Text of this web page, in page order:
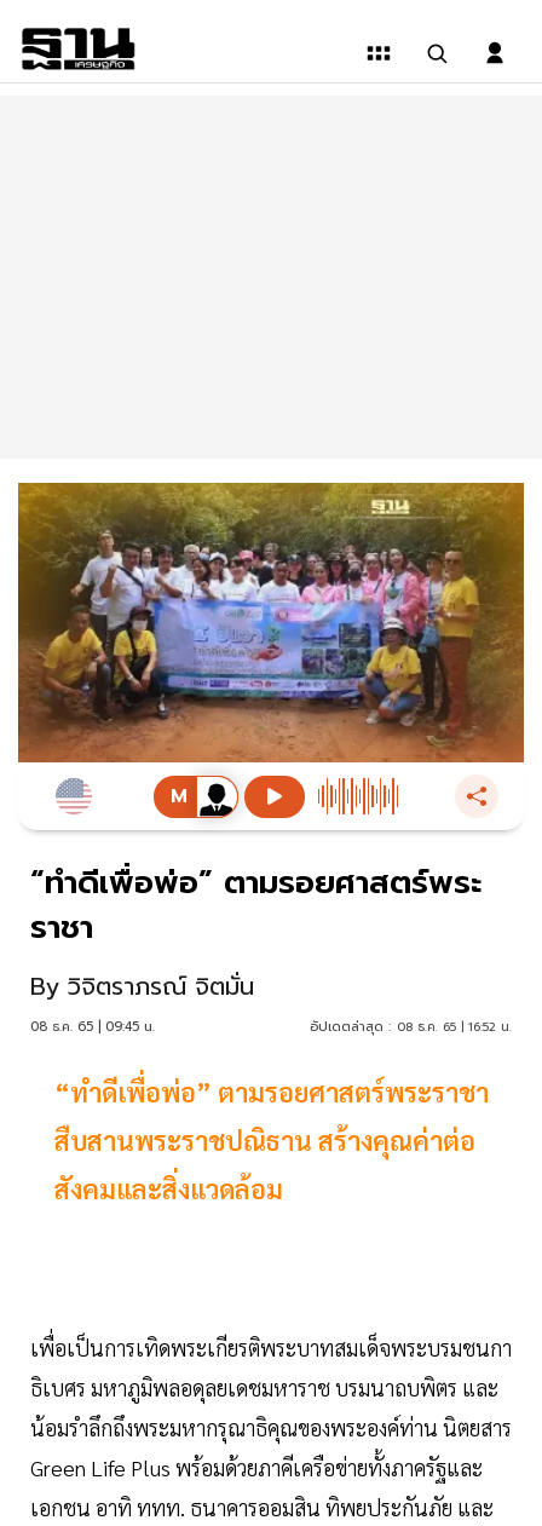
“ทำดีเพื่อพ่อ” ตามรอยศาสตร์พระ
ราชา
By วิจิตราภรณ์ จิตมั่น
08 ธ.ค. 65 | 09:45 น. อัปเดตล่าสุด : 08 ธ.ค. 65 | 16:52 น.
“ทำดีเพื่อพ่อ” ตามรอยศาสตร์พระราชา
สืบสานพระราชปณิธาน สร้างคุณค่าต่อ
สังคมและสิ่งแวดล้อม
เพื่อเป็นการเทิดพระเกียรติพระบาทสมเด็จพระบรมชนกา
ธิเบศร มหาภูมิพลอดุลยเดชมหาราช บรมนาถบพิตร และ
น้อมรำลึกถึงพระมหากรุณาธิคุณของพระองค์ท่าน นิตยสาร
Green Life Plus พร้อมด้วยภาคีเครือข่ายทั้งภาครัฐและ
เอกชน อาทิ ททท. ธนาคารออมสิน ทิพยประกันภัย และ